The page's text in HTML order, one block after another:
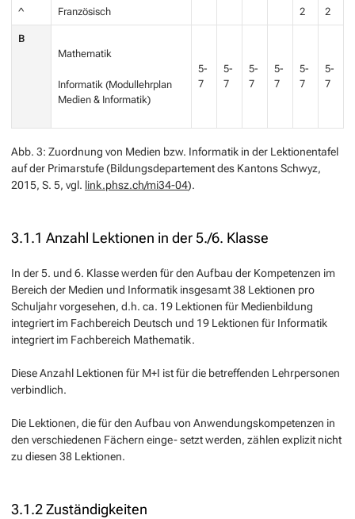
^ Französisch 2 2
B
Mathematik
Informatik (Modullehrplan
Medien & Informatik)
5-
7
5-
7
5-
7
5-
7
5-
7
5-
7
Abb. 3: Zuordnung von Medien bzw. Informatik in der Lektionentafel
auf der Primarstufe (Bildungsdepartement des Kantons Schwyz,
2015, S. 5, vgl. link.phsz.ch/mi34-04).
3.1.1 Anzahl Lektionen in der 5./6. Klasse
In der 5. und 6. Klasse werden für den Aufbau der Kompetenzen im
Bereich der Medien und Informatik insgesamt 38 Lektionen pro
Schuljahr vorgesehen, d.h. ca. 19 Lektionen für Medienbildung
integriert im Fachbereich Deutsch und 19 Lektionen für Informatik
integriert im Fachbereich Mathematik.
Diese Anzahl Lektionen für M+I ist für die betreffenden Lehrpersonen
verbindlich.
Die Lektionen, die für den Aufbau von Anwendungskompetenzen in
den verschiedenen Fächern einge- setzt werden, zählen explizit nicht
zu diesen 38 Lektionen.
3.1.2 Zuständigkeiten